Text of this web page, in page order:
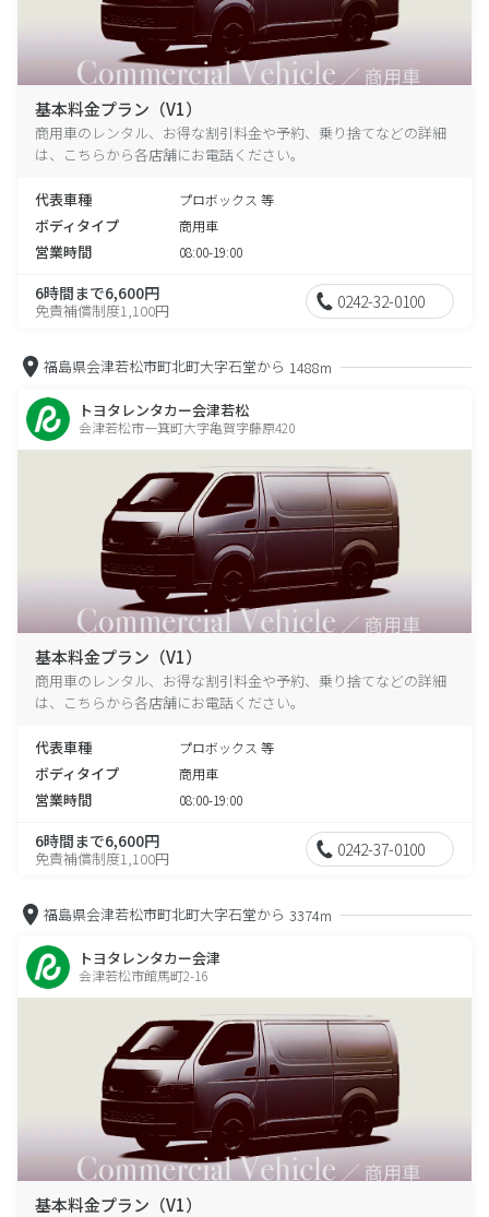
基本料金プラン（V1）
商用車のレンタル、お得な割引料金や予約、乗り捨てなどの詳細
は、こちらから各店舗にお電話ください。
代表車種 プロボックス 等
ボディタイプ 商用車
営業時間 08:00-19:00
6時間まで6,600円
免責補償制度1,100円 0242-32-0100
福島県会津若松市町北町大字石堂から 1488m
トヨタレンタカー会津若松
会津若松市一箕町大字亀賀字藤原420
基本料金プラン（V1）
商用車のレンタル、お得な割引料金や予約、乗り捨てなどの詳細
は、こちらから各店舗にお電話ください。
代表車種 プロボックス 等
ボディタイプ 商用車
営業時間 08:00-19:00
6時間まで6,600円
免責補償制度1,100円 0242-37-0100
福島県会津若松市町北町大字石堂から 3374m
トヨタレンタカー会津
会津若松市館馬町2-16
基本料金プラン（V1）